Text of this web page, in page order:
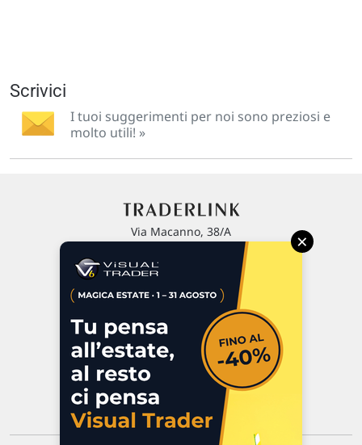
Scrivici
I tuoi suggerimenti per noi sono preziosi e
molto utili! »
Via Macanno, 38/A
P.IVA 02 452 460 401
Commenti e segnalazioni
Contattaci
×